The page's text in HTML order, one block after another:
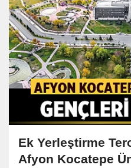
Ek Yerleştirme
Afyon Kocatepe